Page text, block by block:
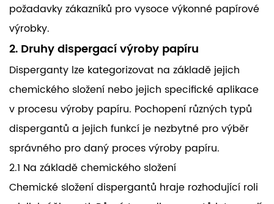
požadavky zákazníků pro vysoce výkonné papírové
výrobky.
2. Druhy dispergací výroby papíru
Disperganty lze kategorizovat na základě jejich
chemického složení nebo jejich specifické aplikace
v procesu výroby papíru. Pochopení různých typů
dispergantů a jejich funkcí je nezbytné pro výběr
správného pro daný proces výroby papíru.
2.1 Na základě chemického složení
Chemické složení dispergantů hraje rozhodující roli